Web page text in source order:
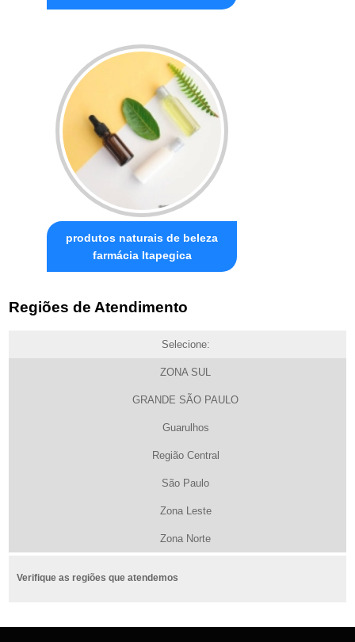
produtos naturais de beleza
farmácia Itapegica
Regiões de Atendimento
Selecione:
ZONA SUL
GRANDE SÃO PAULO
Guarulhos
Região Central
São Paulo
Zona Leste
Zona Norte
Verifique as regiões que atendemos